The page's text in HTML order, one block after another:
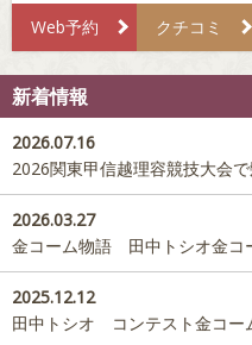
Web予約 クチコミ
新着情報
2026.07.16
2026関東甲信越理容競技大会
2026.03.27
金コーム物語 田中トシオ金コ
2025.12.12
田中トシオ コンテスト金コー